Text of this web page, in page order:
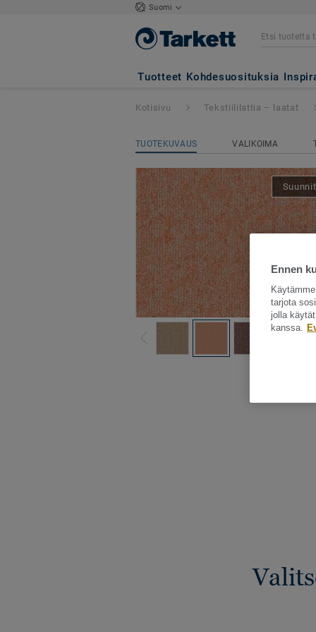
Suomi
Tuotteet Kohdesuosituksia
Essence Roots -
Kotisivu Tekstiililattia – laatat
TUOTEKUVAUS VALIKOIMA
Katso kaikki
Ennen
tarjota
jolla
kanssa.